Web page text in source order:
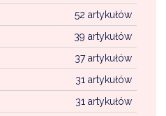
52 artykułów
39 artykułów
37 artykułów
31 artykułów
31 artykułów